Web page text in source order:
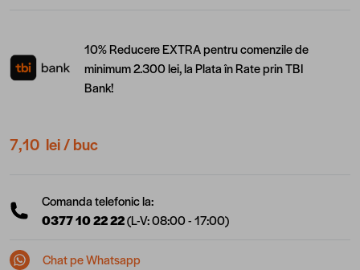
10% Reducere EXTRA pentru comenzile de
minimum 2.300 lei, la Plata în Rate prin TBI
Bank!
7,10 lei/ buc
Comanda telefonic la:
0377 10 22 22(L-V: 08:00 - 17:00)
Chat pe Whatsapp